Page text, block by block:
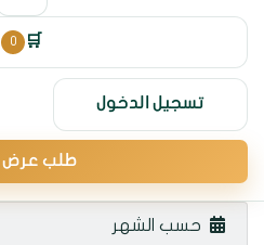
🛒
0
تسجيل الدخول
طلب عرض
حسب الشهر